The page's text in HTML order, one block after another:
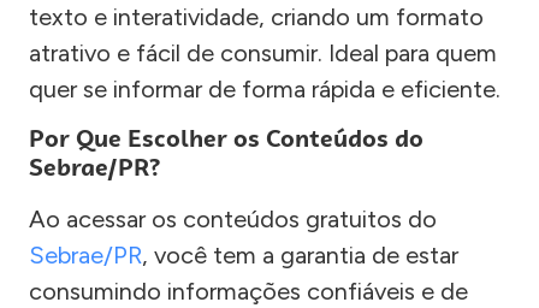
texto e interatividade, criando um formato
atrativo e fácil de consumir. Ideal para quem
quer se informar de forma rápida e eficiente.
Por Que Escolher os Conteúdos do
Sebrae/PR?
Ao acessar os conteúdos gratuitos do
Sebrae/PR, você tem a garantia de estar
consumindo informações confiáveis e de